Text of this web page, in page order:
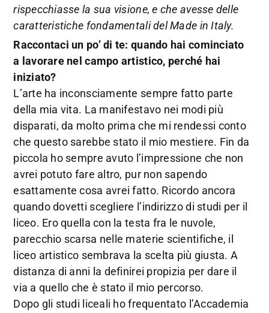
rispecchiasse la sua visione, e che avesse delle
caratteristiche fondamentali del Made in Italy.
Raccontaci un po’ di te: quando hai cominciato
a lavorare nel campo artistico, perché hai
iniziato?
L’arte ha inconsciamente sempre fatto parte
della mia vita. La manifestavo nei modi più
disparati, da molto prima che mi rendessi conto
che questo sarebbe stato il mio mestiere. Fin da
piccola ho sempre avuto l’impressione che non
avrei potuto fare altro, pur non sapendo
esattamente cosa avrei fatto. Ricordo ancora
quando dovetti scegliere l’indirizzo di studi per il
liceo. Ero quella con la testa fra le nuvole,
parecchio scarsa nelle materie scientifiche, il
liceo artistico sembrava la scelta più giusta. A
distanza di anni la definirei propizia per dare il
via a quello che è stato il mio percorso.
Dopo gli studi liceali ho frequentato l’Accademia